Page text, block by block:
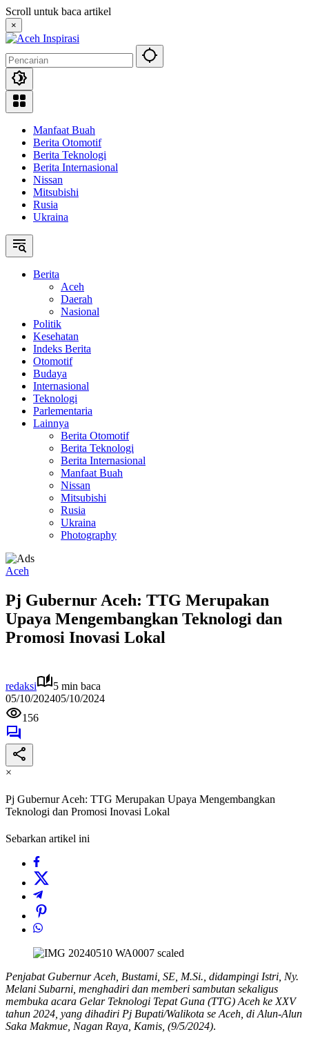
Langsung
ke
konten
Scroll untuk baca artikel
×
Manfaat Buah
Berita Otomotif
Berita Teknologi
Berita Internasional
Nissan
Mitsubishi
Rusia
Ukraina
Berita
Aceh
Daerah
Nasional
Politik
Kesehatan
Indeks Berita
Otomotif
Budaya
Internasional
Teknologi
Parlementaria
Lainnya
Berita Otomotif
Berita Teknologi
Berita Internasional
Manfaat Buah
Nissan
Mitsubishi
Rusia
Ukraina
Photography
Aceh
Pj Gubernur Aceh: TTG Merupakan
Upaya Mengembangkan Teknologi dan
Promosi Inovasi Lokal
redaksi
5 min baca
05/10/202405/10/2024
156
×
Pj Gubernur Aceh: TTG Merupakan Upaya Mengembangkan
Teknologi dan Promosi Inovasi Lokal
Sebarkan artikel ini
Penjabat Gubernur Aceh, Bustami, SE, M.Si., didampingi Istri, Ny.
Melani Subarni, menghadiri dan memberi sambutan sekaligus
membuka acara Gelar Teknologi Tepat Guna (TTG) Aceh ke XXV
tahun 2024, yang dihadiri Pj Bupati/Walikota se Aceh, di Alun-Alun
Saka Makmue, Nagan Raya, Kamis, (9/5/2024).